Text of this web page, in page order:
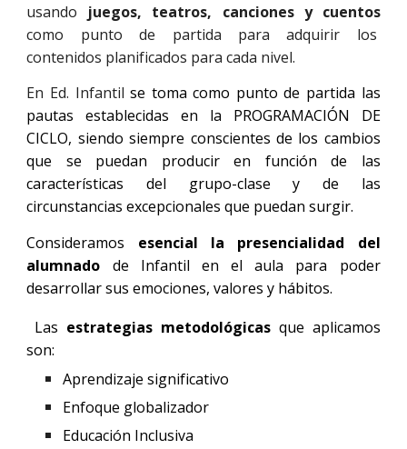
usando juegos, teatros, canciones y cuentos
como punto de partida para adquirir los
contenidos planificados para cada nivel.
En Ed. Infantilse toma como punto de partida las
pautas establecidas en la PROGRAMACIÓN DE
CICLO, siendo siempre conscientes de los cambios
que se puedan producir en función de las
características del grupo-clase y de las
circunstancias excepcionales que puedan surgir.
Consideramos esencial la presencialidad del
alumnado de Infantil en el aula para poder
desarrollar sus emociones, valores y hábitos.
Las estrategias metodológicas que aplicamos
son:
Aprendizaje significativo
Enfoque globalizador
Educación Inclusiva